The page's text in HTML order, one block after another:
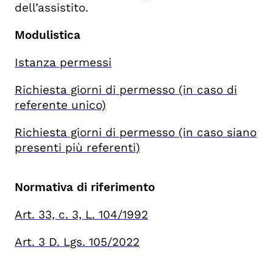
dell’assistito.
Modulistica
Istanza permessi
Richiesta giorni di permesso (in caso di
referente unico)
Richiesta giorni di permesso (in caso siano
presenti più referenti)
Normativa di riferimento
Art. 33, c. 3, L. 104/1992
Art. 3 D. Lgs. 105/2022